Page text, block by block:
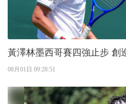
黃澤林墨西哥賽四強止步 創
08月01日 09:28:51